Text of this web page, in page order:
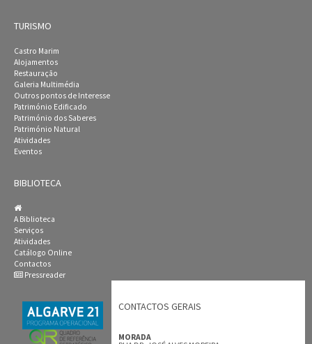
TURISMO
Castro Marim
Alojamentos
Restauração
Galeria Multimédia
Outros pontos de Interesse
Património Edificado
Património dos Saberes
Património Natural
Atividades
Eventos
BIBLIOTECA
A Biblioteca
Serviços
Atividades
Catálogo Online
Contactos
Pressreader
CONTACTOS GERAIS
MORADA